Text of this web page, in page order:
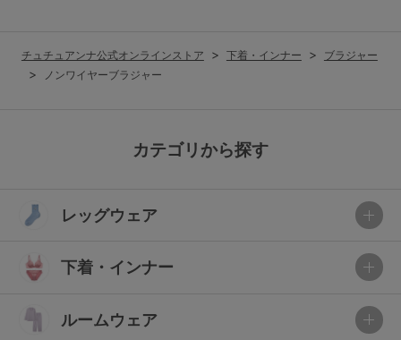
チュチュアンナ公式オンラインストア 下着・インナー
ブラジャー
ノンワイヤーブラジャー
カテゴリから探す
レッグウェア
下着・インナー
ルームウェア